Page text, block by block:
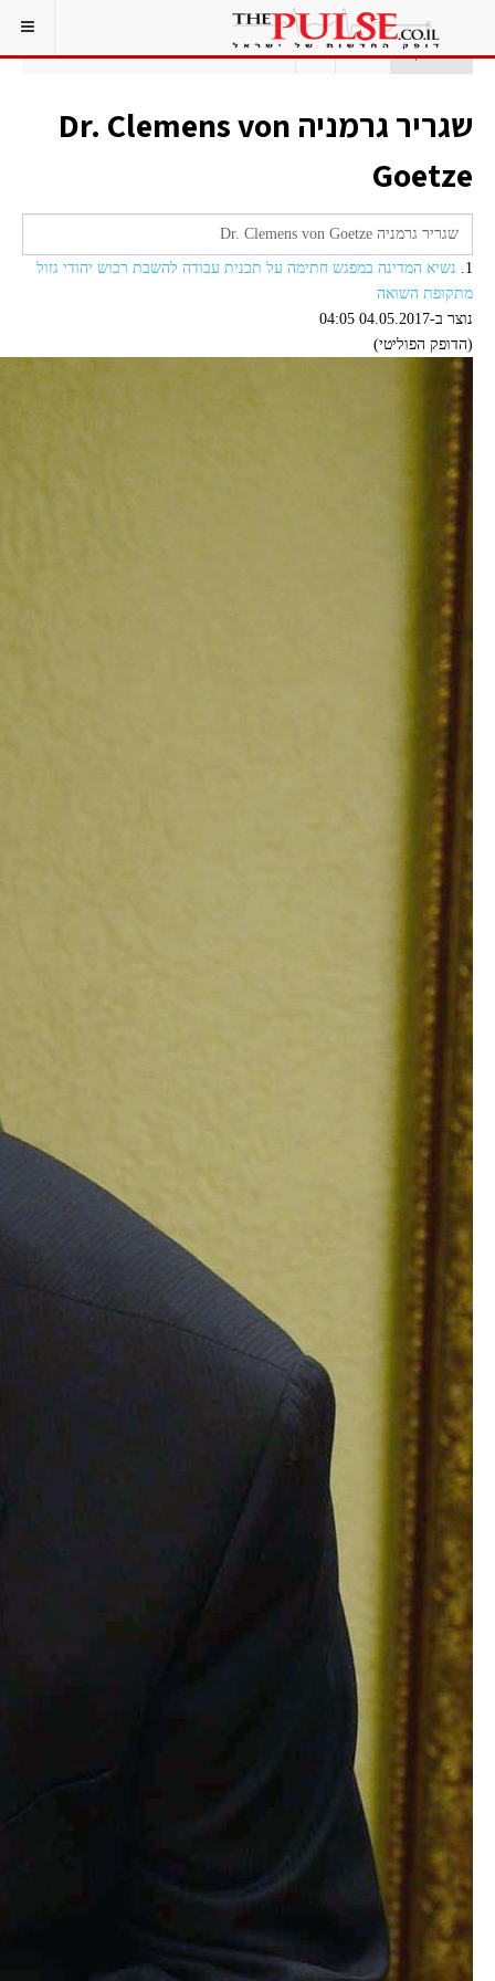
אתם כאן: ראשי תג שגריר גרמניה DR. CLEMENS VON GOETZE
שגריר גרמניה Dr. Clemens von
Goetze
1.
נשיא המדינה במפגש חתימה על תכנית עבודה להשבת רכוש יהודי גזול
מתקופת השואה
נוצר ב-04.05.2017 04:05
(הדופק הפוליטי)